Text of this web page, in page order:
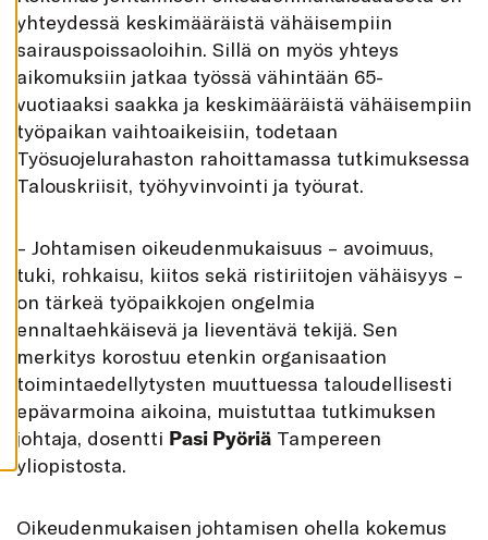
A
K
K
I
Y
V
K
I
K
I
V
S
T
E
E
yhteydessä keskimääräistä vähäisempiin
sairauspoissaoloihin. Sillä on myös yhteys
aikomuksiin jatkaa työssä vähintään 65-
vuotiaaksi saakka ja keskimääräistä vähäisempiin
työpaikan vaihtoaikeisiin, todetaan
Työsuojelurahaston rahoittamassa tutkimuksessa
Talous­kriisit, työhyvinvointi ja työurat.
– Johtamisen oikeudenmukaisuus – avoimuus,
tuki, rohkaisu, kiitos sekä ristiriitojen vähäisyys –
on tärkeä työpaikkojen ongelmia
ennaltaehkäisevä ja lieventävä tekijä. Sen
merkitys korostuu etenkin organisaation
toimintaedellytysten muuttuessa taloudellisesti
epävarmoina aikoina, muistuttaa tutkimuksen
johtaja, dosentti Pasi Pyöriä Tampereen
yliopistosta.
Oikeudenmukaisen johtamisen ohella kokemus